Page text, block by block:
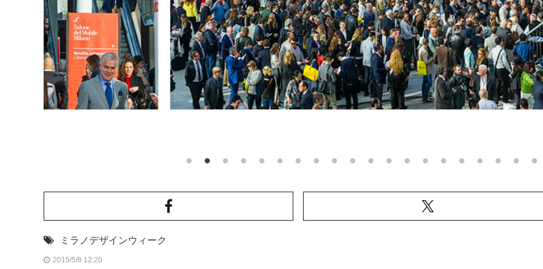
ミラノデザインウィーク
2015/5/8 12:20